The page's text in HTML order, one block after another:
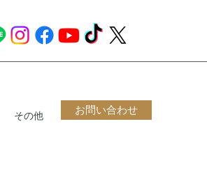
その他 お問い合わせ